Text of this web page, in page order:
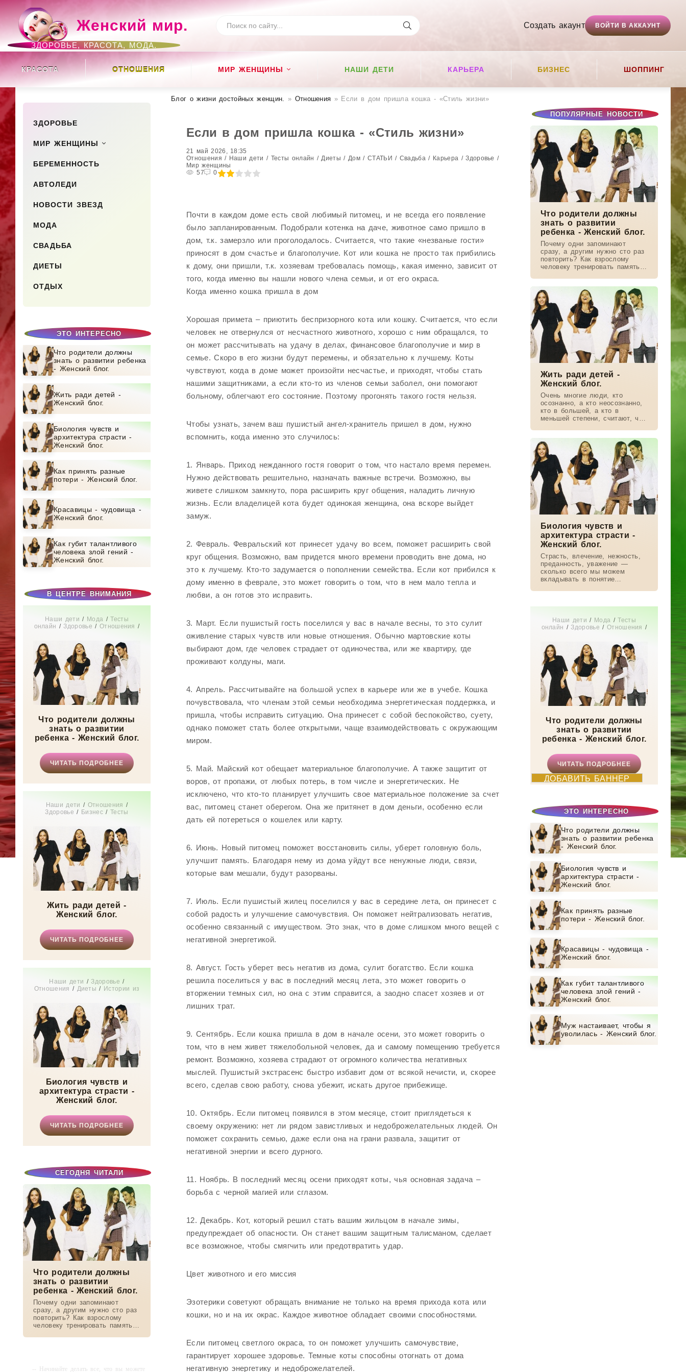
Женский мир.
ЗДОРОВЬЕ, КРАСОТА, МОДА.
Создать акаунт ВОЙТИ В АККАУНТ
КРАСОТА ОТНОШЕНИЯ МИР ЖЕНЩИНЫ НАШИ ДЕТИ КАРЬЕРА БИЗНЕС ШОППИНГ
ЗДОРОВЬЕ
МИР ЖЕНЩИНЫ
БЕРЕМЕННОСТЬ
АВТОЛЕДИ
НОВОСТИ ЗВЕЗД
МОДА
СВАДЬБА
ДИЕТЫ
ОТДЫХ
ЭТО ИНТЕРЕСНО
Что родители должны
знать о развитии ребенка
- Женский блог.
Жить ради детей -
Женский блог.
Биология чувств и
архитектура страсти -
Женский блог.
Как принять разные
потери - Женский блог.
Красавицы - чудовища -
Женский блог.
Как губит талантливого
человека злой гений -
Женский блог.
В ЦЕНТРЕ ВНИМАНИЯ
Наши дети / Мода /Тесты
онлайн /Здоровье / Отношения /
Мир женщины
Свадьба
/Беременность/
Увлечения
/Истории из жизни
Красота
Что родители должны
знать о развитии
ребенка - Женский блог.
ЧИТАТЬ ПОДРОБНЕЕ
Наши дети / Отношения /
Здоровье / Бизнес/ Тесты
Мир женщины
Жить ради детей -
Женский блог.
ЧИТАТЬ ПОДРОБНЕЕ
Наши дети /Здоровье /
Отношения / Диеты / Истории из
Биология чувств и
архитектура страсти -
Женский блог.
ЧИТАТЬ ПОДРОБНЕЕ
СЕГОДНЯ ЧИТАЛИ
Что родители должны
знать о развитии
ребенка - Женский блог.
Почему одни запоминают
сразу, а другим нужно сто раз
повторить? Как взрослому
человеку тренировать память?
-- Начинайте делать все, что вы можете
Блог о жизни достойных женщин​. » Отношения » Если в дом пришла кошка - «Стиль жизни»
Если в дом пришла кошка - «Стиль жизни»
21 май 2026, 18:35
Отношения / Наши дети / Тесты онлайн / Диеты / Дом / СТАТЬИ / Свадьба / Карьера / Здоровье /
Мир женщины
57
0
3 4 5
Почти в каждом доме есть свой любимый питомец, и не всегда его появление
было запланированным. Подобрали котенка на даче, животное само пришло в
дом, т.к. замерзло или проголодалось. Считается, что такие «незваные гости»
приносят в дом счастье и благополучие. Кот или кошка не просто так прибились
к дому, они пришли, т.к. хозяевам требовалась помощь, какая именно, зависит от
того, когда именно вы нашли нового члена семьи, и от его окраса.
Когда именно кошка пришла в дом
Хорошая примета – приютить беспризорного кота или кошку. Считается, что если
человек не отвернулся от несчастного животного, хорошо с ним обращался, то
он может рассчитывать на удачу в делах, финансовое благополучие и мир в
семье. Скоро в его жизни будут перемены, и обязательно к лучшему. Коты
чувствуют, когда в доме может произойти несчастье, и приходят, чтобы стать
нашими защитниками, а если кто-то из членов семьи заболел, они помогают
больному, облегчают его состояние. Поэтому прогонять такого гостя нельзя.
Чтобы узнать, зачем ваш пушистый ангел-хранитель пришел в дом, нужно
вспомнить, когда именно это случилось:
1. Январь. Приход нежданного гостя говорит о том, что настало время перемен.
Нужно действовать решительно, назначать важные встречи. Возможно, вы
живете слишком замкнуто, пора расширить круг общения, наладить личную
жизнь. Если владелицей кота будет одинокая женщина, она вскоре выйдет
замуж.
2. Февраль. Февральский кот принесет удачу во всем, поможет расширить свой
круг общения. Возможно, вам придется много времени проводить вне дома, но
это к лучшему. Кто-то задумается о пополнении семейства. Если кот прибился к
дому именно в феврале, это может говорить о том, что в нем мало тепла и
любви, а он готов это исправить.
3. Март. Если пушистый гость поселился у вас в начале весны, то это сулит
оживление старых чувств или новые отношения. Обычно мартовские коты
выбирают дом, где человек страдает от одиночества, или же квартиру, где
проживают колдуны, маги.
4. Апрель. Рассчитывайте на большой успех в карьере или же в учебе. Кошка
почувствовала, что членам этой семьи необходима энергетическая поддержка, и
пришла, чтобы исправить ситуацию. Она принесет с собой беспокойство, суету,
однако поможет стать более открытыми, чаще взаимодействовать с окружающим
миром.
5. Май. Майский кот обещает материальное благополучие. А также защитит от
воров, от пропажи, от любых потерь, в том числе и энергетических. Не
исключено, что кто-то планирует улучшить свое материальное положение за счет
вас, питомец станет оберегом. Она же притянет в дом деньги, особенно если
дать ей потереться о кошелек или карту.
6. Июнь. Новый питомец поможет восстановить силы, уберет головную боль,
улучшит память. Благодаря нему из дома уйдут все ненужные люди, связи,
которые вам мешали, будут разорваны.
7. Июль. Если пушистый жилец поселился у вас в середине лета, он принесет с
собой радость и улучшение самочувствия. Он поможет нейтрализовать негатив,
особенно связанный с имуществом. Это знак, что в доме слишком много вещей с
негативной энергетикой.
8. Август. Гость уберет весь негатив из дома, сулит богатство. Если кошка
решила поселиться у вас в последний месяц лета, это может говорить о
вторжении темных сил, но она с этим справится, а заодно спасет хозяев и от
лишних трат.
9. Сентябрь. Если кошка пришла в дом в начале осени, это может говорить о
том, что в нем живет тяжелобольной человек, да и самому помещению требуется
ремонт. Возможно, хозяева страдают от огромного количества негативных
мыслей. Пушистый экстрасенс быстро избавит дом от всякой нечисти, и, скорее
всего, сделав свою работу, снова убежит, искать другое прибежище.
10. Октябрь. Если питомец появился в этом месяце, стоит приглядеться к
своему окружению: нет ли рядом завистливых и недоброжелательных людей. Он
поможет сохранить семью, даже если она на грани развала, защитит от
негативной энергии и всего дурного.
11. Ноябрь. В последний месяц осени приходят коты, чья основная задача –
борьба с черной магией или сглазом.
12. Декабрь. Кот, который решил стать вашим жильцом в начале зимы,
предупреждает об опасности. Он станет вашим защитным талисманом, сделает
все возможное, чтобы смягчить или предотвратить удар.
Цвет животного и его миссия
Эзотерики советуют обращать внимание не только на время прихода кота или
кошки, но и на их окрас. Каждое животное обладает своими способностями.
Если питомец светлого окраса, то он поможет улучшить самочувствие,
гарантирует хорошее здоровье. Темные коты способны отогнать от дома
негативную энергетику и недоброжелателей.
ПОПУЛЯРНЫЕ НОВОСТИ
Что родители должны
знать о развитии
ребенка - Женский блог.
Почему одни запоминают
сразу, а другим нужно сто раз
повторить? Как взрослому
человеку тренировать память?
способности зависят от
полушарий мозга?...
Жить ради детей -
Женский блог.
Очень многие люди, кто
осознанно, а кто неосознанно,
кто в большей, а кто в
меньшей степени, считают, что
задачей – “поставить детей на
ноги”,
Биология чувств и
архитектура страсти -
Женский блог.
Страсть, влечение, нежность,
преданность, уважение —
сколько всего мы можем
вкладывать в понятие
Наши дети / Мода /Тесты
онлайн /Здоровье / Отношения /
Мир женщины
Свадьба
/Беременность/
Увлечения
/Истории из жизни
Красота
Что родители должны
знать о развитии
ребенка - Женский блог.
ЧИТАТЬ ПОДРОБНЕЕ
ДОБАВИТЬ БАННЕР
ЭТО ИНТЕРЕСНО
Что родители должны
знать о развитии ребенка
- Женский блог.
Биология чувств и
архитектура страсти -
Женский блог.
Как принять разные
потери - Женский блог.
Красавицы - чудовища -
Женский блог.
Как губит талантливого
человека злой гений -
Женский блог.
Муж настаивает, чтобы я
уволилась - Женский блог.